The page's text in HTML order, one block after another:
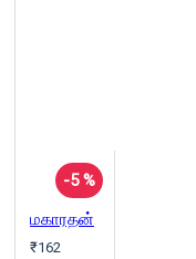
-5 %
மகாரதன்
₹162